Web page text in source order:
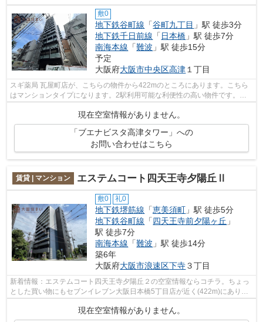
敷0
地下鉄谷町線 「谷町九丁目 」駅 徒歩3分
地下鉄千日前線 「 日本橋 」駅 徒歩7分
南海本線 「難波 」駅 徒歩15分
予定
大阪府大阪市中央区高津 １丁目
スギ薬局 瓦屋町店が、こちらの物件から422mのところにあります。こちら
はマンションタイプになります。2駅利用可能な利便性の高い物件です。共
現在空室情報がありません。
「ブエナビスタ高津タワー」への
お問い合わせはこちら
賃貸 | マンション エステムコート四天王寺夕陽丘Ⅱ
敷0 礼0
地下鉄堺筋線 「恵美須町 」駅 徒歩5分
地下鉄谷町線 「四天王寺前夕陽ヶ丘 」
駅 徒歩7分
南海本線 「難波 」駅 徒歩14分
築6年
大阪府大阪市浪速区下寺３丁目
新着情報：エステムコート四天王寺夕陽丘２の空室情報ならコチラ。ちょっ
とした買い物にもセブンイレブン大阪日本橋5丁目店が近く(422m)にあり便
利です。陽当りも良いので、清々しい朝...
現在空室情報がありません。